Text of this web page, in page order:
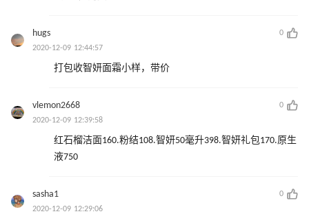
hugs
0
2020-12-09 12:44:57
打包收智妍面霜小样，带价
vlemon2668
0
2020-12-09 12:39:58
红石榴洁面160.粉结108.智妍50毫升398.智妍礼包170.原生
液750
sasha1
0
2020-12-09 12:29:06